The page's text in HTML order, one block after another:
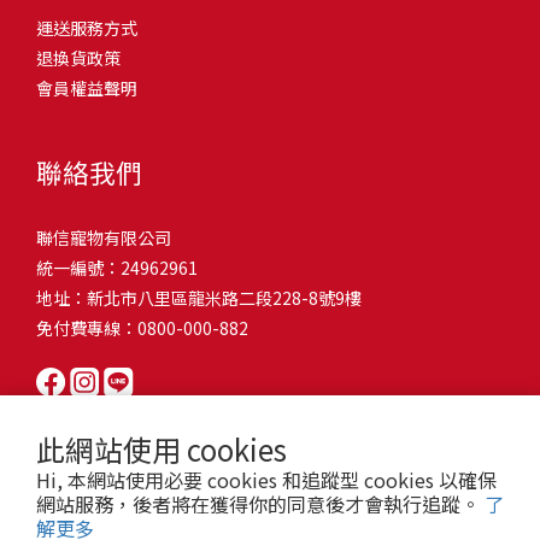
此網站使用 cookies
Hi, 本網站使用必要 cookies 和追蹤型 cookies 以確保
網站服務，後者將在獲得你的同意後才會執行追蹤。 了
解更多
和獨立能力。 幼犬訓練常見問題Q1: 幾個月大的幼犬最適合開始訓
練？A: 訓練可從幼犬到家首日開始（約8-10週大）。3-16週是社會
化黃金期，每次訓練控制在5-10分鐘內。Q2: 幼犬如廁訓練需要多久
屬啃咬玩具作替代品，發現不當啃咬時堅定說「不」，並引導至適
尿尿？A: 建立固定如廁時間表，成功時立即獎勵。限制活動範圍並
密切監督。意外發生時不責罵，使用專用除臭劑徹底清理。Q5: 幼犬
一直吠叫怎麼辦？A: 找出原因（尋求注意力、警戒、焦慮）。訓練
「安靜」指令，停止吠叫時獎勵。避免對吠叫作出反應，確保充分
向獎勵比懲罰更有效且健康。懲罰可能導致恐懼或攻擊行為，破壞
狗狗怎麼辦？A: 循序漸進社交化，從友善成犬開始。不強迫互動，
正面經驗後給予獎勵。考慮參加專業幼犬社交課程。Q8: 幼犬分離焦
慮要如何處理？A: 練習短暫分離，逐漸延長。離開和返家時保持低
調。提供能分散注意力的玩具，建立可預測的離家儀式。每隻幼犬
熱，水分流失快，腸道可能變得敏感，導致糞便變軟或拉稀。如果
換季時沒有適當調整環境，貓咪的腸胃就可能跟著「鬧脾氣」。冬
天注意保暖，提供暖墊、厚毯，避免冷風直吹。夏天補充水分，可
像是開冷氣又突然關掉，容易讓貓咪腸胃受影響。重點提醒：換季
時，記得關心貓咪的腸胃狀況，適當調整環境，幫助毛孩適應！ 貓
有血絲、異味特別重，那就要小心可能是 寄生蟲感染（如蛔蟲、鈎
蟲、球蟲）或腸胃炎、腸道疾病。這類情況會影響營養吸收，長期
下來甚至可能造成貓咪消瘦、免疫力下降。定期驅蟲（幼貓建議每
月一次，成貓每 3~6 個月一次）。觀察貓咪精神狀態，如果還伴隨
嘔吐、食慾下降，務必儘早就醫。重點提醒：如果貓咪拉肚子超過 2
天，或糞便異常，應立即帶去獸醫院檢查！ 貓咪拉肚子原因5. 情緒
壓力影響腸胃壓力不只影響人類，也會影響貓咪的腸胃！過度緊
張、焦慮、驚嚇（如煙火聲、大聲喧嘩），都可能讓貓咪拉肚子。
尤其是個性敏感的貓咪，對變化的適應力比較低，壓力一大，腸胃
就先「罷工」。減少壓力來源，盡量讓貓咪的作息固定。給貓咪陪
活中輕鬆改善看到滿屋子的貓毛是不是很抓狂？別擔心！其實只要
透過一些簡單的日常照護方式，就能有效減少貓咪掉毛情況。從梳
毛、洗澡到增加互動和營養調整，這些小撇步不僅能幫助貓咪維持
行動吧！ 預防貓掉毛方法1：勤勞梳毛養貓必備神器就是各種梳子
啦！勤勞梳毛是最直接有效的掉毛控制方法。定期梳理可以幫貓咪
髮打結和皮膚問題。建議週期：短毛貓每週梳1-2次，長毛貓則建議
2-3天梳一次。挑選合適的梳具也很重要，可以準備橡膠刷、鬃毛刷
或專用脫毛梳，依照毛質選擇。記得將梳毛變成愉快的日常儀式，
不僅能增加你們的互動時間，也讓貓咪享受被梳理的舒適感！預防
貓掉毛方法2：定期洗澡「貓咪會自己清潔，不需要洗澡」這個想法
其實不完全正確哦！適當的洗澡能幫助貓咪清除死毛和皮屑，減少
澡頻率不宜過高，一般室內貓咪1-3個月洗一次就足夠，過度洗澡反
而會造成皮膚乾燥。選擇專為貓咪設計的溫和洗毛精，洗後一定要
完全吹乾，避免濕毛造成皮膚問題。如果貓咪特別害怕洗澡，可以
的紙箱。建議一開始可以購買單價較低的入門款，觀察一下貓咪的
使用狀況，再考慮購買「豪宅」！ 項目費用用品貓碗$300貓窩
$500貓跳台$1,500貓砂盆$500貓抓板$300外出籠$1,000一次性養貓
咪是非常需要安全感的動物，可以準備一個專屬他的「寶座」，當
花費3：貓跳台貓咪雖然不需要外出進行放電，但在家中還是需要擺
放高度適合的貓跳台提供貓咪玩耍，貓跳台與貓窩相同，能給予貓
咪對於環境的安全感。一次性養貓用品相關花費4：貓砂盆貓咪排泄
用品，可選擇合適貓咪體型大小，不宜過小。一次性養貓用品相關
想，需要準備一個能夠讓牠們放肆磨爪的貓抓板。一次性養貓用品
時，外出籠就非常重要，平常也可以適度讓貓咪適應外出籠，避免
緊急情況時，貓咪過度抗拒。總結來說貓咪在健康及用品的一次性
費用大約落在 $ 7900~ $ 11600不等。雖說金額看起來不少，但以上
運送服務方式
退換貨政策
會員權益聲明
聯絡我們
聯信寵物有限公司
統一編號：24962961
地址：新北市八里區龍米路二段228-8號9樓
免付費專線：0800-000-882